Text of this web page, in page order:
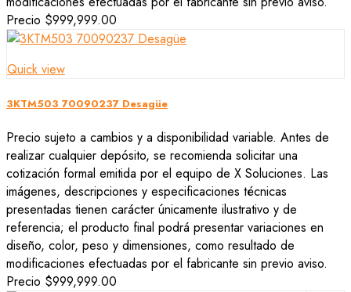
Precio $999,999.00
Quick view
3KTM503 70090237 Desagüe
Precio sujeto a cambios y a disponibilidad variable. Antes de
realizar cualquier depósito, se recomienda solicitar una
cotización formal emitida por el equipo de X Soluciones. Las
imágenes, descripciones y especificaciones técnicas
presentadas tienen carácter únicamente ilustrativo y de
referencia; el producto final podrá presentar variaciones en
diseño, color, peso y dimensiones, como resultado de
modificaciones efectuadas por el fabricante sin previo aviso.
Precio $999,999.00